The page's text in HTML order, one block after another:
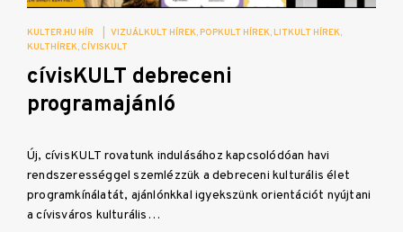
KULTER.HU HÍR VIZUÁLKULT HÍREK POPKULT HÍREK LITKULT HÍREK
KULTHÍREK CÍVISKULT
cívisKULT debreceni
programajánló
Új, cívisKULT rovatunk indulásához kapcsolódóan havi
rendszerességgel szemlézzük a debreceni kulturális élet
programkínálatát, ajánlónkkal igyekszünk orientációt nyújtani
a cívisváros kulturális…